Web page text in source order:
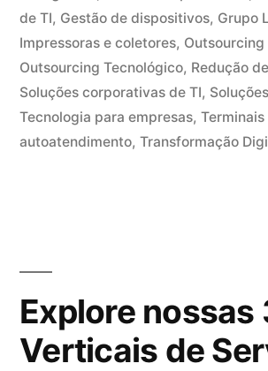
de TI, Gestão de dispositivos, Grupo
Impressoras e coletores,
Outsourcing Tecnológico, Redução
Soluções corporativas de TI,
Tecnologia para empresas, Terminais
autoatendimento, Transformação
Explore nossas
Verticais de